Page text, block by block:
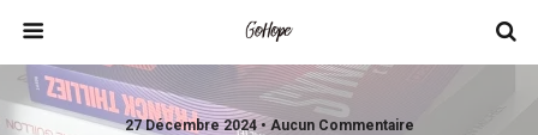
27 Décembre 2024 • Aucun Commentaire